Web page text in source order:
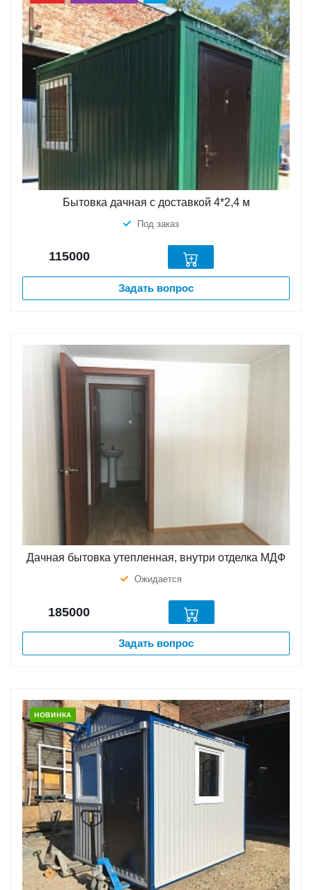
Бытовка дачная с доставкой 4*2,4 м
Под заказ
115000
Задать вопрос
Дачная бытовка утепленная, внутри отделка МДФ
Ожидается
185000
Задать вопрос
НОВИНКА